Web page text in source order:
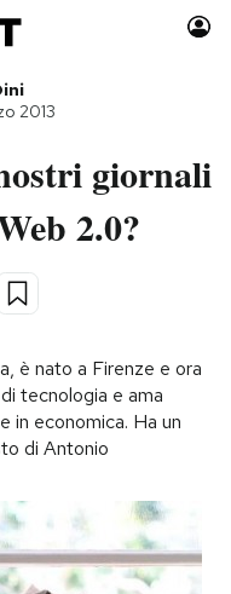
Libri
Consumismi
Idee
Europa
2013
giornali
2.0?
è nato a Firenze e ora
tecnologia e ama
in economica. Ha un
di Antonio